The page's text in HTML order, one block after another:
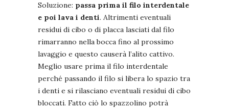
Soluzione: passa prima il filo interdentale
e poi lava i denti. Altrimenti eventuali
residui di cibo o di placca lasciati dal filo
rimarranno nella bocca fino al prossimo
lavaggio e questo causerà l’alito cattivo.
Meglio usare prima il filo interdentale
perché passando il filo si libera lo spazio tra
i denti e si rilasciano eventuali residui di cibo
bloccati. Fatto ciò lo spazzolino potrà